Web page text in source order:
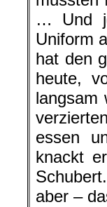
… Und
Uniform
hat den
heute,
langsam
essen
knackt
aber –